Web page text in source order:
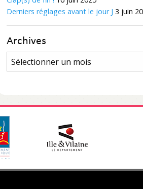
Derniers réglages avant le jour J 3 juin
Archives
Archives